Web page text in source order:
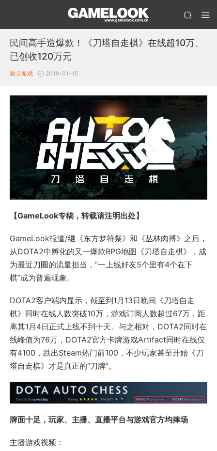
民间高手造爆款！《刀塔自走棋》在线超10万、
已创收120万元
独立游戏 2019-01-15
【GameLook专稿，转载请注明出处】
GameLook报道/继《东方梦符祭》和《丛林肉搏》之后，
从DOTA2中孵化的又一爆款RPG地图《刀塔自走棋》，成
为最近刀圈的流量担当，“一上线好友5个里有4个在下
棋”成为普遍现象。
DOTA2客户端内显示，截至到1月13日晚间《刀塔自走
棋》同时在线人数突破10万，游戏订阅人数超过67万，距
离其1月4日正式上线不到十天。与之相对，DOTA2同时在
线峰值为76万，DOTA2官方卡牌游戏Artifact同时在线仅
有4100，跌出Steam热门前100，不少玩家甚至开始《刀
塔自走棋》才是真正的“刀牌”。
牌面十足，玩家、主播、直播平台与游戏官方均捧场
主播游戏视频：